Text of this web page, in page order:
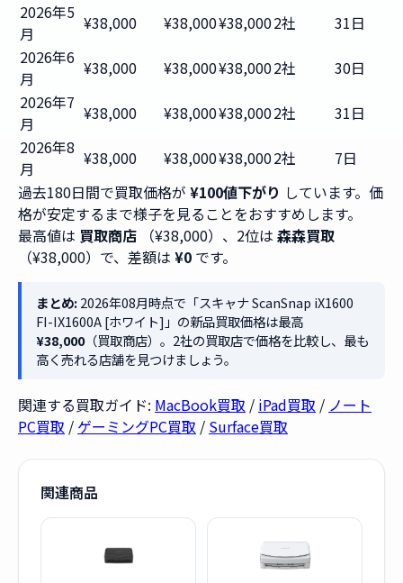
2026年5
月
¥38,000 ¥38,000¥38,0002社
31日
2026年6
月
¥38,000 ¥38,000¥38,0002社
30日
2026年7
月
¥38,000 ¥38,000¥38,0002社
31日
2026年8
月
¥38,000 ¥38,000¥38,0002社
7日
過去180日間で買取価格が ¥100値下がり しています。価
格が安定するまで様子を見ることをおすすめします。
最高値は 買取商店 （¥38,000）、2位は 森森買取
（¥38,000）で、差額は ¥0 です。
まとめ:2026年08月時点で「スキャナ ScanSnap iX1600
FI-IX1600A [ホワイト]」の新品買取価格は最高
¥38,000（買取商店）。2社の買取店で価格を比較し、最も
高く売れる店舗を見つけましょう。
関連する買取ガイド: MacBook買取 / iPad買取 / ノート
PC買取 / ゲーミングPC買取 / Surface買取
関連商品